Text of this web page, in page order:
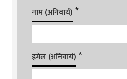
नाम (अनिवार्य) *
इमेल (अनिवार्य) *